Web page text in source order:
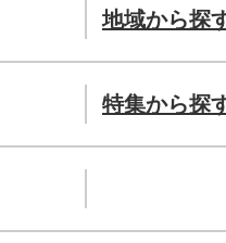
地域から探
特集から探